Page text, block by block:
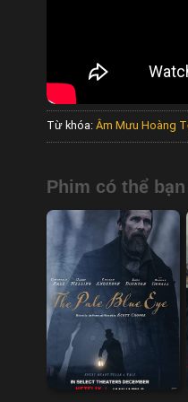
Từ khóa: Âm Mưu Hoàng
Phim có thể